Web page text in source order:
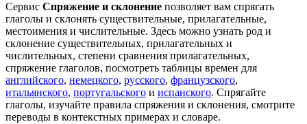
Сервис Спряжение и склонение позволяет вам спрягать
глаголы и склонять существительные, прилагательные,
местоимения и числительные. Здесь можно узнать род и
склонение существительных, прилагательных и
числительных, степени сравнения прилагательных,
спряжение глаголов, посмотреть таблицы времен для
английского, немецкого, русского, французского,
итальянского, португальского и испанского. Спрягайте
глаголы, изучайте правила спряжения и склонения, смотрите
переводы в контекстных примерах и словаре.